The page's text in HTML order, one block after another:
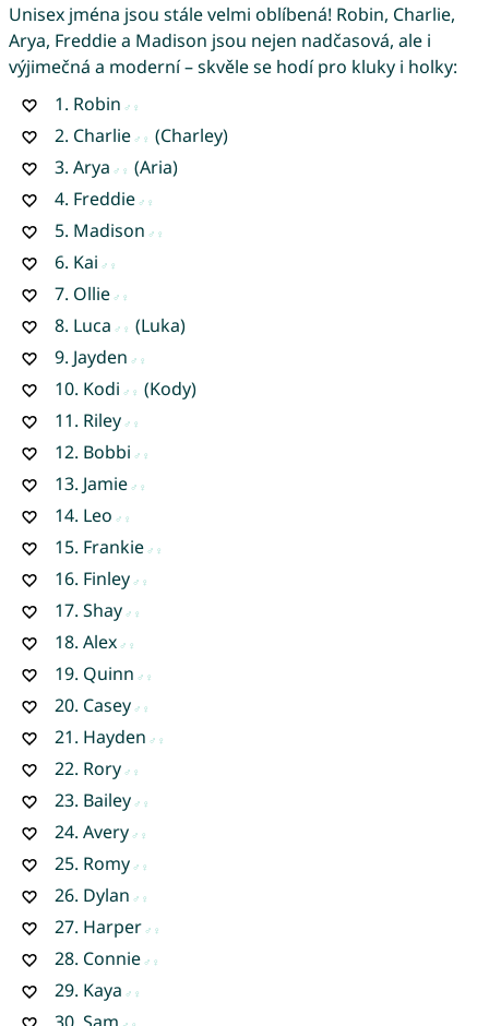
Unisex jména jsou stále velmi oblíbená! Robin, Charlie,
Arya, Freddie a Madison jsou nejen nadčasová, ale i
výjimečná a moderní – skvěle se hodí pro kluky i holky:
1. Robin
2. Charlie
(Charley)
3. Arya
(Aria)
4. Freddie
5. Madison
6. Kai
7. Ollie
8. Luca
(Luka)
9. Jayden
10. Kodi
(Kody)
11. Riley
12. Bobbi
13. Jamie
14. Leo
15. Frankie
16. Finley
17. Shay
18. Alex
19. Quinn
20. Casey
21. Hayden
22. Rory
23. Bailey
24. Avery
25. Romy
26. Dylan
27. Harper
28. Connie
29. Kaya